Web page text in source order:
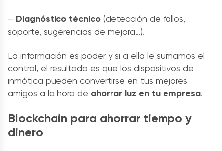
– Diagnóstico técnico (detección de fallos,
soporte, sugerencias de mejora…).
La información es poder y si a ella le sumamos el
control, el resultado es que los dispositivos de
inmótica pueden convertirse en tus mejores
amigos a la hora de ahorrar luz en tu empresa.
Blockchain para ahorrar tiempo y
dinero